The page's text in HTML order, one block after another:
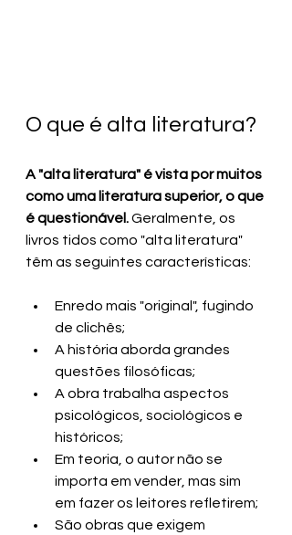
O que é alta literatura?
A "alta literatura" é vista por muitos
como uma literatura superior, o que
é questionável. Geralmente, os
livros tidos como "alta literatura"
têm as seguintes características:
Enredo mais "original", fugindo
de clichês;
A história aborda grandes
questões filosóficas;
A obra trabalha aspectos
psicológicos, sociológicos e
históricos;
Em teoria, o autor não se
importa em vender, mas sim
em fazer os leitores refletirem;
São obras que exigem